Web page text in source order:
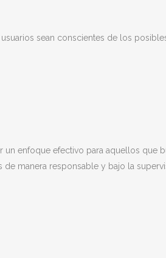
sean conscientes de los
enfoque efectivo para aquellos que
manera responsable y bajo la